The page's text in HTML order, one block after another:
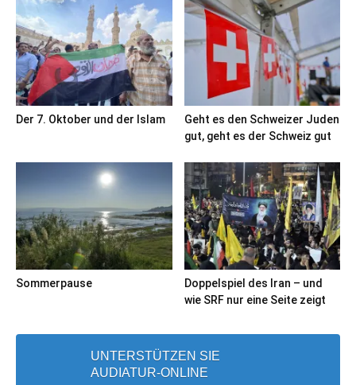
Der 7. Oktober und der Islam
Geht es den Schweizer Juden
gut, geht es der Schweiz gut
Sommerpause
Doppelspiel des Iran – und
wie SRF nur eine Seite zeigt
UNTERSTÜTZEN SIE
AUDIATUR-ONLINE